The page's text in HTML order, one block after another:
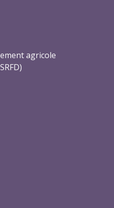
agricole